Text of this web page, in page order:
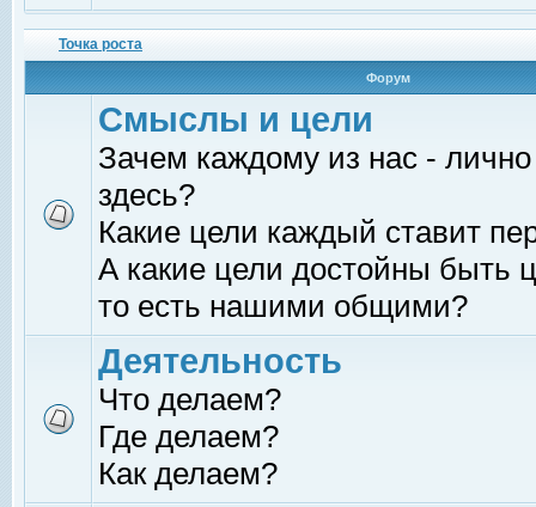
Точка роста
Форум
Смыслы и цели
Зачем каждому из нас -
здесь?
Какие цели каждый ставит
А какие цели достойны быть
то есть нашими общими?
Деятельность
Что делаем?
Где делаем?
Как делаем?